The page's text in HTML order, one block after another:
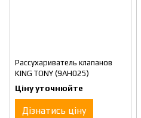
Рассухариватель клапанов
KING TONY (9AH025)
Ціну уточнюйте
Дізнатись ціну